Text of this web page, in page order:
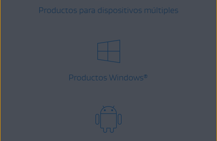
Productos para dispositivos múltiples
Productos Windows®